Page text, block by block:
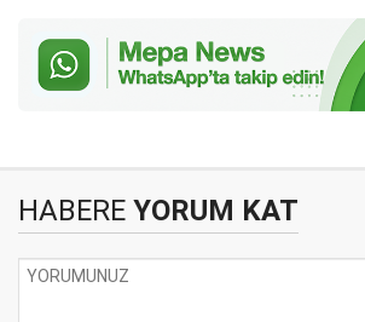
HABERE YORUM KAT